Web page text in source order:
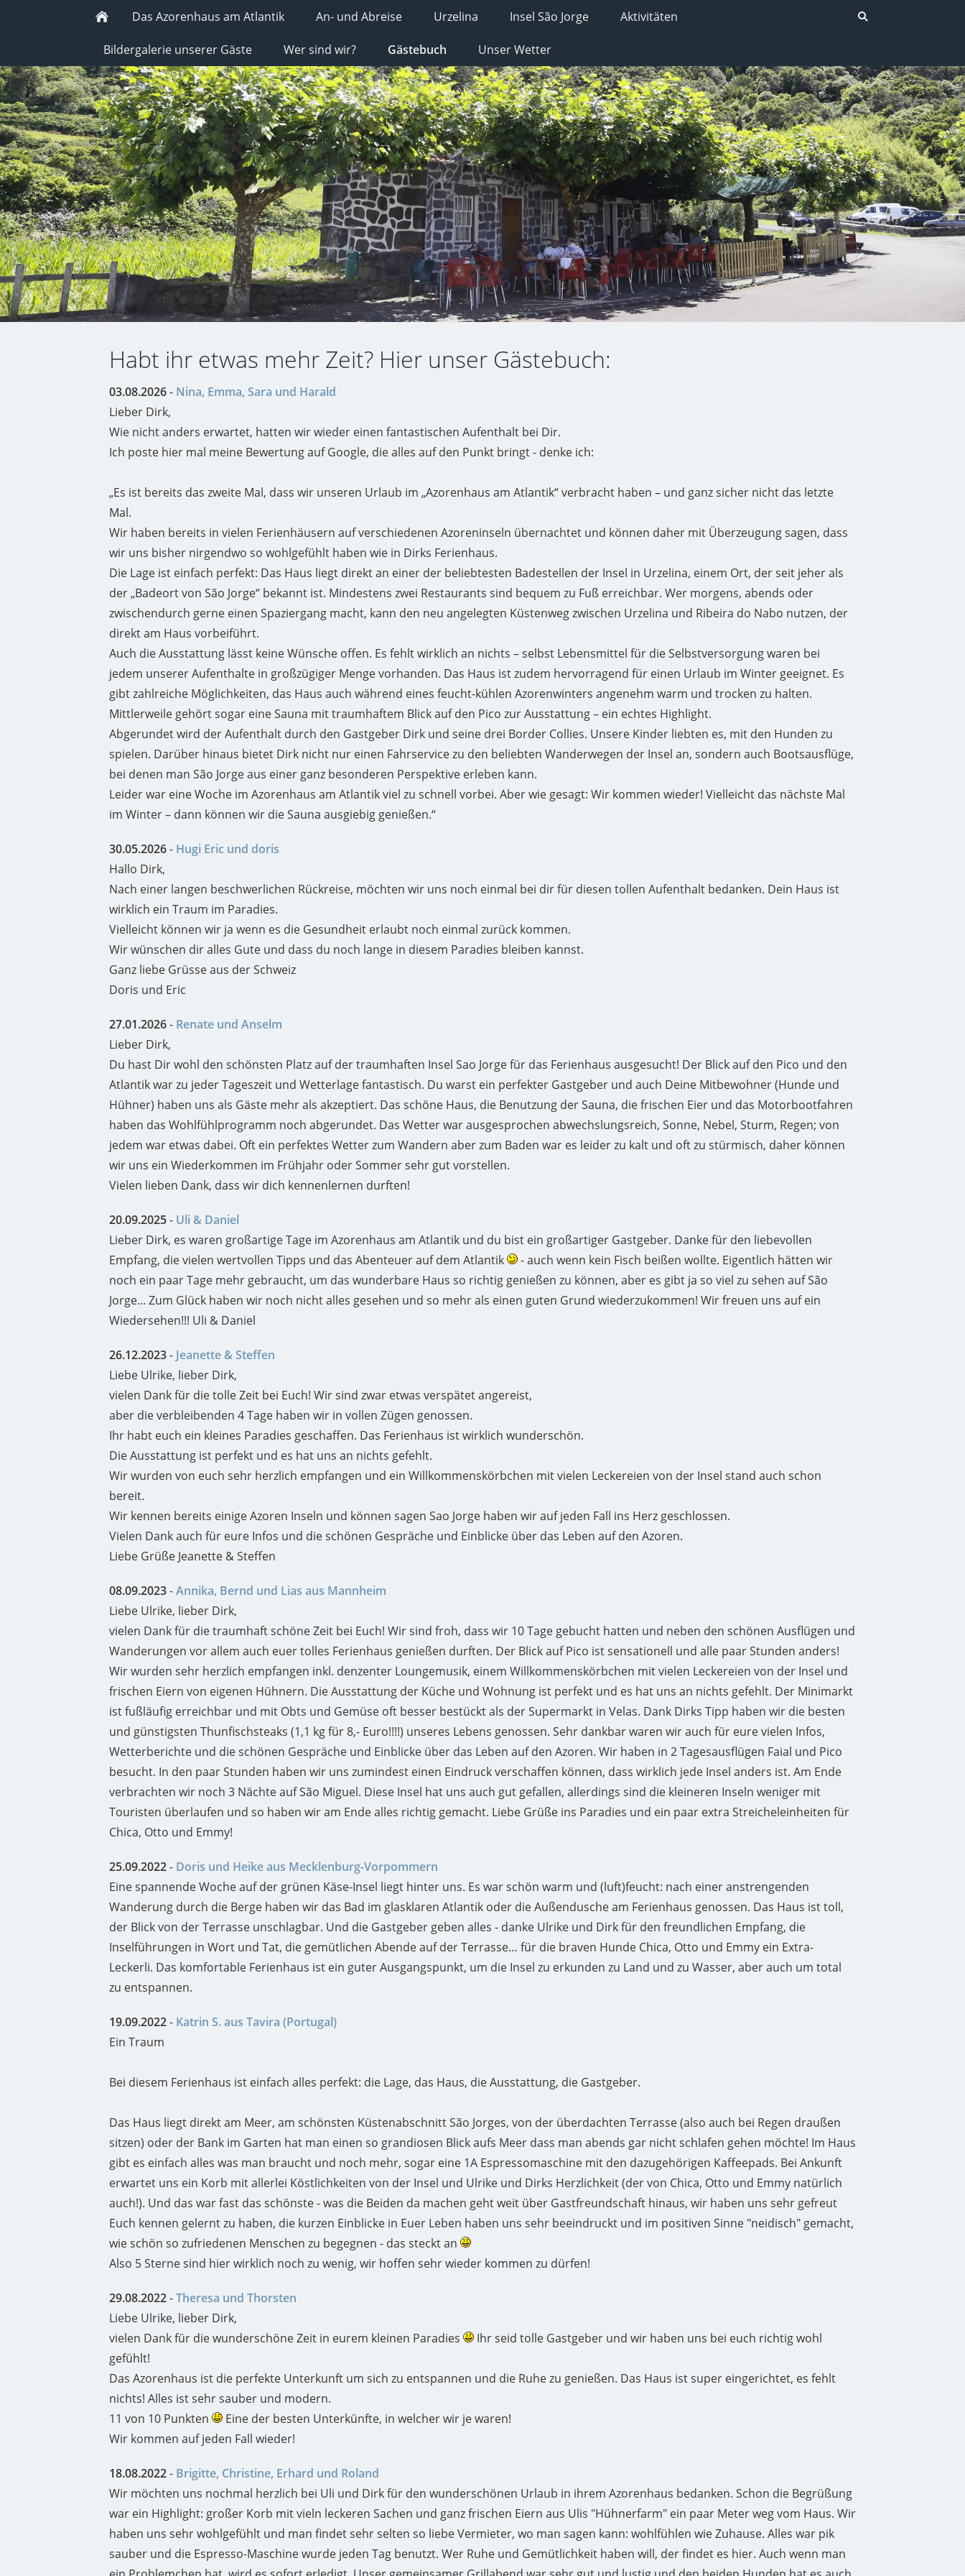
Das Azorenhaus am Atlantik An- und Abreise Urzelina Insel São Jorge Aktivitäten
Bildergalerie unserer Gäste Wer sind wir? Gästebuch Unser Wetter
Habt ihr etwas mehr Zeit? Hier unser Gästebuch:
03.08.2026- Nina, Emma, Sara und Harald
Lieber Dirk,
Wie nicht anders erwartet, hatten wir wieder einen fantastischen Aufenthalt bei Dir.
Ich poste hier mal meine Bewertung auf Google, die alles auf den Punkt bringt - denke ich:
„Es ist bereits das zweite Mal, dass wir unseren Urlaub im „Azorenhaus am Atlantik“ verbracht haben – und ganz sicher nicht das letzte
Mal.
Wir haben bereits in vielen Ferienhäusern auf verschiedenen Azoreninseln übernachtet und können daher mit Überzeugung sagen, dass
wir uns bisher nirgendwo so wohlgefühlt haben wie in Dirks Ferienhaus.
Die Lage ist einfach perfekt: Das Haus liegt direkt an einer der beliebtesten Badestellen der Insel in Urzelina, einem Ort, der seit jeher als
der „Badeort von São Jorge“ bekannt ist. Mindestens zwei Restaurants sind bequem zu Fuß erreichbar. Wer morgens, abends oder
zwischendurch gerne einen Spaziergang macht, kann den neu angelegten Küstenweg zwischen Urzelina und Ribeira do Nabo nutzen, der
direkt am Haus vorbeiführt.
Auch die Ausstattung lässt keine Wünsche offen. Es fehlt wirklich an nichts – selbst Lebensmittel für die Selbstversorgung waren bei
jedem unserer Aufenthalte in großzügiger Menge vorhanden. Das Haus ist zudem hervorragend für einen Urlaub im Winter geeignet. Es
gibt zahlreiche Möglichkeiten, das Haus auch während eines feucht-kühlen Azorenwinters angenehm warm und trocken zu halten.
Mittlerweile gehört sogar eine Sauna mit traumhaftem Blick auf den Pico zur Ausstattung – ein echtes Highlight.
Abgerundet wird der Aufenthalt durch den Gastgeber Dirk und seine drei Border Collies. Unsere Kinder liebten es, mit den Hunden zu
spielen. Darüber hinaus bietet Dirk nicht nur einen Fahrservice zu den beliebten Wanderwegen der Insel an, sondern auch Bootsausflüge,
bei denen man São Jorge aus einer ganz besonderen Perspektive erleben kann.
Leider war eine Woche im Azorenhaus am Atlantik viel zu schnell vorbei. Aber wie gesagt: Wir kommen wieder! Vielleicht das nächste Mal
im Winter – dann können wir die Sauna ausgiebig genießen.“
30.05.2026- Hugi Eric und doris
Hallo Dirk,
Nach einer langen beschwerlichen Rückreise, möchten wir uns noch einmal bei dir für diesen tollen Aufenthalt bedanken. Dein Haus ist
wirklich ein Traum im Paradies.
Vielleicht können wir ja wenn es die Gesundheit erlaubt noch einmal zurück kommen.
Wir wünschen dir alles Gute und dass du noch lange in diesem Paradies bleiben kannst.
Ganz liebe Grüsse aus der Schweiz
Doris und Eric
27.01.2026- Renate und Anselm
Lieber Dirk,
Du hast Dir wohl den schönsten Platz auf der traumhaften Insel Sao Jorge für das Ferienhaus ausgesucht! Der Blick auf den Pico und den
Atlantik war zu jeder Tageszeit und Wetterlage fantastisch. Du warst ein perfekter Gastgeber und auch Deine Mitbewohner (Hunde und
Hühner) haben uns als Gäste mehr als akzeptiert. Das schöne Haus, die Benutzung der Sauna, die frischen Eier und das Motorbootfahren
haben das Wohlfühlprogramm noch abgerundet. Das Wetter war ausgesprochen abwechslungsreich, Sonne, Nebel, Sturm, Regen; von
jedem war etwas dabei. Oft ein perfektes Wetter zum Wandern aber zum Baden war es leider zu kalt und oft zu stürmisch, daher können
wir uns ein Wiederkommen im Frühjahr oder Sommer sehr gut vorstellen.
Vielen lieben Dank, dass wir dich kennenlernen durften!
20.09.2025- Uli & Daniel
Lieber Dirk, es waren großartige Tage im Azorenhaus am Atlantik und du bist ein großartiger Gastgeber. Danke für den liebevollen
Empfang, die vielen wertvollen Tipps und das Abenteuer auf dem Atlantik
- auch wenn kein Fisch beißen wollte. Eigentlich hätten wir
noch ein paar Tage mehr gebraucht, um das wunderbare Haus so richtig genießen zu können, aber es gibt ja so viel zu sehen auf São
Jorge... Zum Glück haben wir noch nicht alles gesehen und so mehr als einen guten Grund wiederzukommen! Wir freuen uns auf ein
Wiedersehen!!! Uli & Daniel
26.12.2023- Jeanette & Steffen
Liebe Ulrike, lieber Dirk,
vielen Dank für die tolle Zeit bei Euch! Wir sind zwar etwas verspätet angereist,
aber die verbleibenden 4 Tage haben wir in vollen Zügen genossen.
Ihr habt euch ein kleines Paradies geschaffen. Das Ferienhaus ist wirklich wunderschön.
Die Ausstattung ist perfekt und es hat uns an nichts gefehlt.
Wir wurden von euch sehr herzlich empfangen und ein Willkommenskörbchen mit vielen Leckereien von der Insel stand auch schon
bereit.
Wir kennen bereits einige Azoren Inseln und können sagen Sao Jorge haben wir auf jeden Fall ins Herz geschlossen.
Vielen Dank auch für eure Infos und die schönen Gespräche und Einblicke über das Leben auf den Azoren.
Liebe Grüße Jeanette & Steffen
08.09.2023-Annika, Bernd und Lias aus Mannheim
Liebe Ulrike, lieber Dirk,
vielen Dank für die traumhaft schöne Zeit bei Euch! Wir sind froh, dass wir 10 Tage gebucht hatten und neben den schönen Ausflügen und
Wanderungen vor allem auch euer tolles Ferienhaus genießen durften. Der Blick auf Pico ist sensationell und alle paar Stunden anders!
Wir wurden sehr herzlich empfangen inkl. denzenter Loungemusik, einem Willkommenskörbchen mit vielen Leckereien von der Insel und
frischen Eiern von eigenen Hühnern. Die Ausstattung der Küche und Wohnung ist perfekt und es hat uns an nichts gefehlt. Der Minimarkt
ist fußläufig erreichbar und mit Obts und Gemüse oft besser bestückt als der Supermarkt in Velas. Dank Dirks Tipp haben wir die besten
und günstigsten Thunfischsteaks (1,1 kg für 8,- Euro!!!!) unseres Lebens genossen. Sehr dankbar waren wir auch für eure vielen Infos,
Wetterberichte und die schönen Gespräche und Einblicke über das Leben auf den Azoren. Wir haben in 2 Tagesausflügen Faial und Pico
besucht. In den paar Stunden haben wir uns zumindest einen Eindruck verschaffen können, dass wirklich jede Insel anders ist. Am Ende
verbrachten wir noch 3 Nächte auf São Miguel. Diese Insel hat uns auch gut gefallen, allerdings sind die kleineren Inseln weniger mit
Touristen überlaufen und so haben wir am Ende alles richtig gemacht. Liebe Grüße ins Paradies und ein paar extra Streicheleinheiten für
Chica, Otto und Emmy!
25.09.2022- Doris und Heike aus Mecklenburg-Vorpommern
Eine spannende Woche auf der grünen Käse-Insel liegt hinter uns. Es war schön warm und (luft)feucht: nach einer anstrengenden
Wanderung durch die Berge haben wir das Bad im glasklaren Atlantik oder die Außendusche am Ferienhaus genossen. Das Haus ist toll,
der Blick von der Terrasse unschlagbar. Und die Gastgeber geben alles - danke Ulrike und Dirk für den freundlichen Empfang, die
Inselführungen in Wort und Tat, die gemütlichen Abende auf der Terrasse… für die braven Hunde Chica, Otto und Emmy ein Extra-
Leckerli. Das komfortable Ferienhaus ist ein guter Ausgangspunkt, um die Insel zu erkunden zu Land und zu Wasser, aber auch um total
zu entspannen.
19.09.2022- Katrin S. aus Tavira (Portugal)
Ein Traum
Bei diesem Ferienhaus ist einfach alles perfekt: die Lage, das Haus, die Ausstattung, die Gastgeber.
Das Haus liegt direkt am Meer, am schönsten Küstenabschnitt São Jorges, von der überdachten Terrasse (also auch bei Regen draußen
sitzen) oder der Bank im Garten hat man einen so grandiosen Blick aufs Meer dass man abends gar nicht schlafen gehen möchte! Im Haus
gibt es einfach alles was man braucht und noch mehr, sogar eine 1A Espressomaschine mit den dazugehörigen Kaffeepads. Bei Ankunft
erwartet uns ein Korb mit allerlei Köstlichkeiten von der Insel und Ulrike und Dirks Herzlichkeit (der von Chica, Otto und Emmy natürlich
auch!). Und das war fast das schönste - was die Beiden da machen geht weit über Gastfreundschaft hinaus, wir haben uns sehr gefreut
Euch kennen gelernt zu haben, die kurzen Einblicke in Euer Leben haben uns sehr beeindruckt und im positiven Sinne "neidisch" gemacht,
wie schön so zufriedenen Menschen zu begegnen - das steckt an
Also 5 Sterne sind hier wirklich noch zu wenig, wir hoffen sehr wieder kommen zu dürfen!
29.08.2022-Theresa und Thorsten
Liebe Ulrike, lieber Dirk,
vielen Dank für die wunderschöne Zeit in eurem kleinen Paradies
Ihr seid tolle Gastgeber und wir haben uns bei euch richtig wohl
gefühlt!
Das Azorenhaus ist die perfekte Unterkunft um sich zu entspannen und die Ruhe zu genießen. Das Haus ist super eingerichtet, es fehlt
nichts! Alles ist sehr sauber und modern.
11 von 10 Punkten
Eine der besten Unterkünfte, in welcher wir je waren!
Wir kommen auf jeden Fall wieder!
18.08.2022- Brigitte, Christine, Erhard und Roland
Wir möchten uns nochmal herzlich bei Uli und Dirk für den wunderschönen Urlaub in ihrem Azorenhaus bedanken. Schon die Begrüßung
war ein Highlight: großer Korb mit vieln leckeren Sachen und ganz frischen Eiern aus Ulis "Hühnerfarm" ein paar Meter weg vom Haus. Wir
haben uns sehr wohlgefühlt und man findet sehr selten so liebe Vermieter, wo man sagen kann: wohlfühlen wie Zuhause. Alles war pik
sauber und die Espresso-Maschine wurde jeden Tag benutzt. Wer Ruhe und Gemütlichkeit haben will, der findet es hier. Auch wenn man